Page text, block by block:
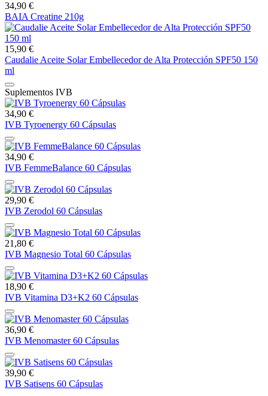
34,90 €
BAIA Creatine 210g
15,90 €
Caudalie Aceite Solar Embellecedor de Alta Protección SPF50 150
ml
Suplementos IVB
34,90 €
IVB Tyroenergy 60 Cápsulas
34,90 €
IVB FemmeBalance 60 Cápsulas
29,90 €
IVB Zerodol 60 Cápsulas
21,80 €
IVB Magnesio Total 60 Cápsulas
18,90 €
IVB Vitamina D3+K2 60 Cápsulas
36,90 €
IVB Menomaster 60 Cápsulas
39,90 €
IVB Satisens 60 Cápsulas